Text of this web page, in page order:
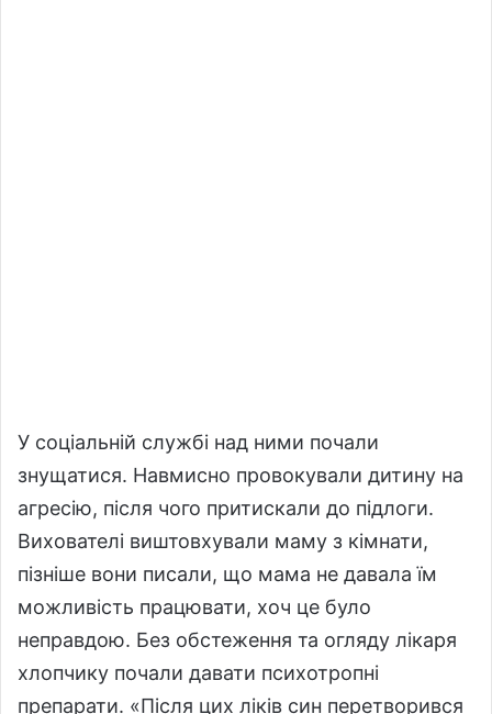
У соціальній службі над ними почали
знущатися. Навмисно провокували дитину на
агресію, після чого притискали до підлоги.
Вихователі виштовхували маму з кімнати,
пізніше вони писали, що мама не давала їм
можливість працювати, хоч це було
неправдою. Без обстеження та огляду лікаря
хлопчику почали давати психотропні
препарати. «Після цих ліків син перетворився